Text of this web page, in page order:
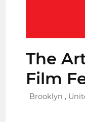
The
Film
Brooklyn ,